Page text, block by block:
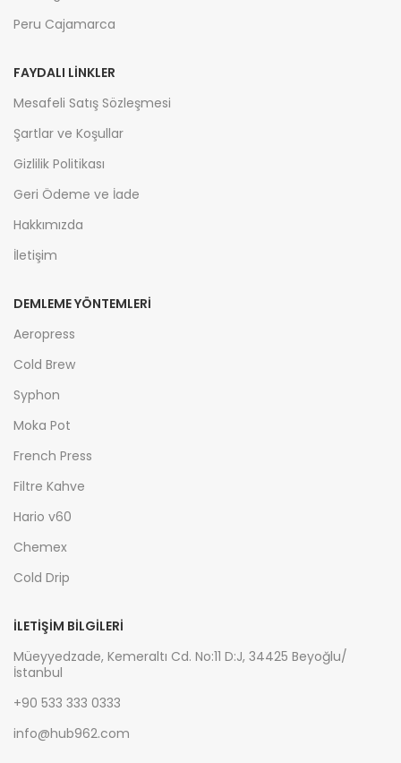
Peru Cajamarca
FAYDALI LİNKLER
Mesafeli Satış Sözleşmesi
Şartlar ve Koşullar
Gizlilik Politikası
Geri Ödeme ve İade
Hakkımızda
İletişim
DEMLEME YÖNTEMLERİ
Aeropress
Cold Brew
Syphon
Moka Pot
French Press
Filtre Kahve
Hario v60
Chemex
Cold Drip
İLETIŞIM BILGILERI
Müeyyedzade, Kemeraltı Cd. No:11 D:J, 34425 Beyoğlu/
İstanbul
+90 533 333 0333
info@hub962.com